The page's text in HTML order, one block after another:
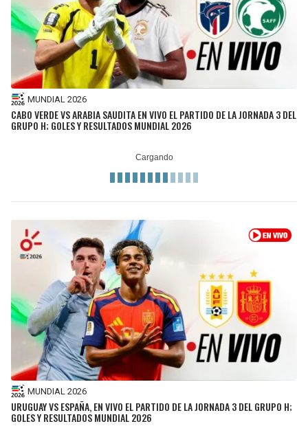
MUNDIAL 2026
CABO VERDE VS ARABIA SAUDITA EN VIVO EL PARTIDO DE LA JORNADA 3 DEL
GRUPO H; GOLES Y RESULTADOS MUNDIAL 2026
MUNDIAL 2026
URUGUAY VS ESPAÑA, EN VIVO EL PARTIDO DE LA JORNADA 3 DEL GRUPO H;
GOLES Y RESULTADOS MUNDIAL 2026